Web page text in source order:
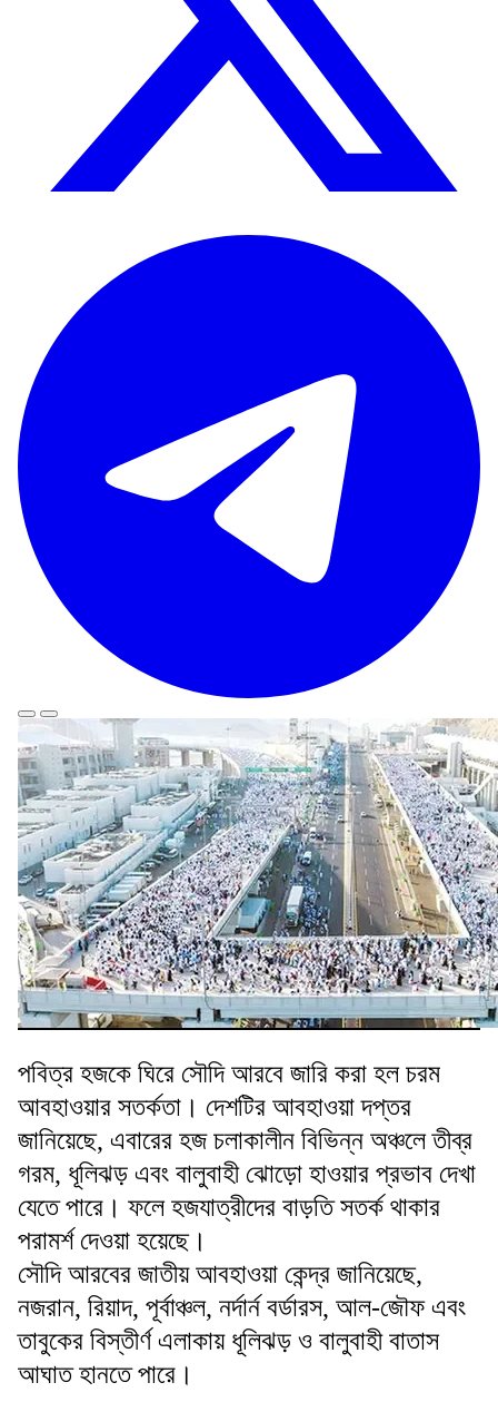
পবিত্র হজকে ঘিরে সৌদি আরবে জারি করা হল চরম
আবহাওয়ার সতর্কতা। দেশটির আবহাওয়া দপ্তর
জানিয়েছে, এবারের হজ চলাকালীন বিভিন্ন অঞ্চলে তীব্র
গরম, ধূলিঝড় এবং বালুবাহী ঝোড়ো হাওয়ার প্রভাব দেখা
যেতে পারে। ফলে হজযাত্রীদের বাড়তি সতর্ক থাকার
পরামর্শ দেওয়া হয়েছে।
সৌদি আরবের জাতীয় আবহাওয়া কেন্দ্র জানিয়েছে,
নজরান, রিয়াদ, পূর্বাঞ্চল, নর্দার্ন বর্ডারস, আল-জৌফ এবং
তাবুকের বিস্তীর্ণ এলাকায় ধূলিঝড় ও বালুবাহী বাতাস
আঘাত হানতে পারে।